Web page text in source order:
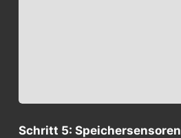
Schritt 5: Speichersensoren